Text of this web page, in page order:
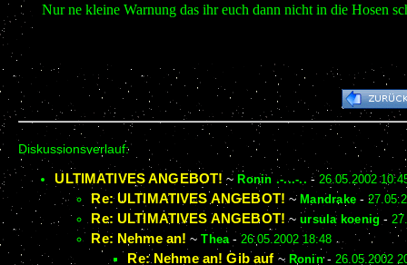
Nur ne kleine Warnung das ihr euch dann nicht in die Hosen
Diskussionsverlauf:
ULTIMATIVES ANGEBOT! ~ Ronin .-...-.. - 26.05.2002
Re: ULTIMATIVES ANGEBOT! ~ Mandrake -
Re: ULTIMATIVES ANGEBOT! ~ ursula koenig -
Re: Nehme an! ~Thea - 26.05.2002 18:48
Re: Nehme an! Gib auf ~ Ronin- 26.05.2002